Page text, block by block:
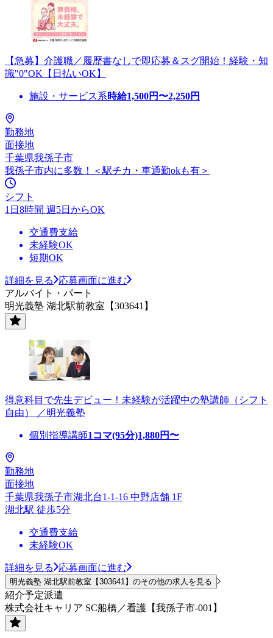
【急募】介護職／履歴書なしで即応募＆スグ開始！経験・知
識"0"OK【日払いOK】
施設・サービス系時給1,500円〜2,250円
勤務地
面接地
千葉県我孫子市
我孫子市内に多数！＜駅チカ・車通勤okも有＞
シフト
1日8時間 週5日からOK
交通費支給
未経験OK
短期OK
詳細を見る
応募画面に進む
アルバイト・パート
明光義塾 湖北駅前教室【303641】
得意科目で先生デビュー！未経験が活躍中の塾講師（シフト
自由） ／明光義塾
個別指導講師1コマ(95分)1,880円〜
勤務地
面接地
千葉県我孫子市湖北台1-1-16 中野店舗 1F
湖北駅 徒歩5分
交通費支給
未経験OK
詳細を見る 応募画面に進む
明光義塾 湖北駅前教室【303641】のその他の求人を見る
紹介予定派遣
株式会社キャリア SC船橋／看護【我孫子市-001】